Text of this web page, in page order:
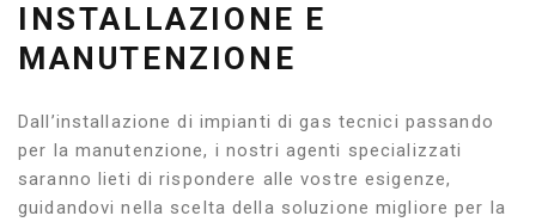
INSTALLAZIONE E
MANUTENZIONE
Dall’installazione di impianti di gas tecnici passando
per la manutenzione, i nostri agenti specializzati
saranno lieti di rispondere alle vostre esigenze,
guidandovi nella scelta della soluzione migliore per la